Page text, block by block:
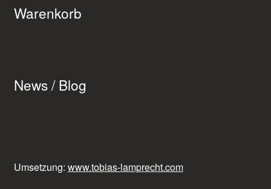
Warenkorb
News / Blog
Umsetzung: www.tobias-lamprecht.com